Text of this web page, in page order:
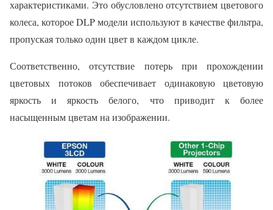
характеристиками. Это обусловлено отсутствием цветового
колеса, которое DLP модели используют в качестве фильтра,
пропуская только один цвет в каждом цикле.
Соответственно, отсутствие потерь при прохождении
цветовых потоков обеспечивает одинаковую цветовую
яркость и яркость белого, что приводит к более
насыщенным цветам на изображении.